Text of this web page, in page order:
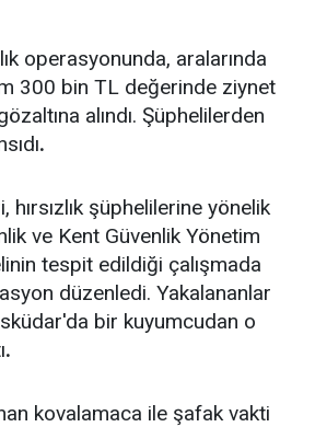
operasyonunda, aralarında
300 bin TL değerinde ziynet
alındı. Şüphelilerden
.
şüphelilerine yönelik
ve Kent Güvenlik Yönetim
tespit edildiği çalışmada
düzenledi. Yakalananlar
bir kuyumcudan o
.
kovalamaca ile şafak vakti